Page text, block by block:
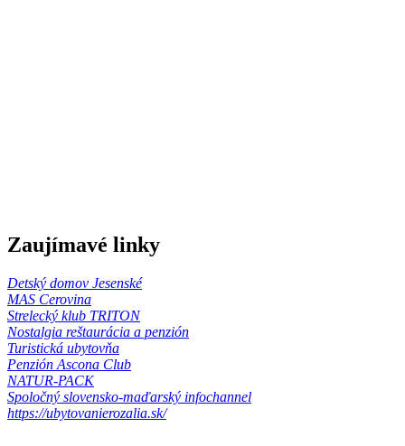
Zaujímavé linky
Detský domov Jesenské
MAS Cerovina
Strelecký klub TRITON
Nostalgia reštaurácia a penzión
Turistická ubytovňa
Penzión Ascona Club
NATUR-PACK
Spoločný slovensko-maďarský infochannel
https://ubytovanierozalia.sk/